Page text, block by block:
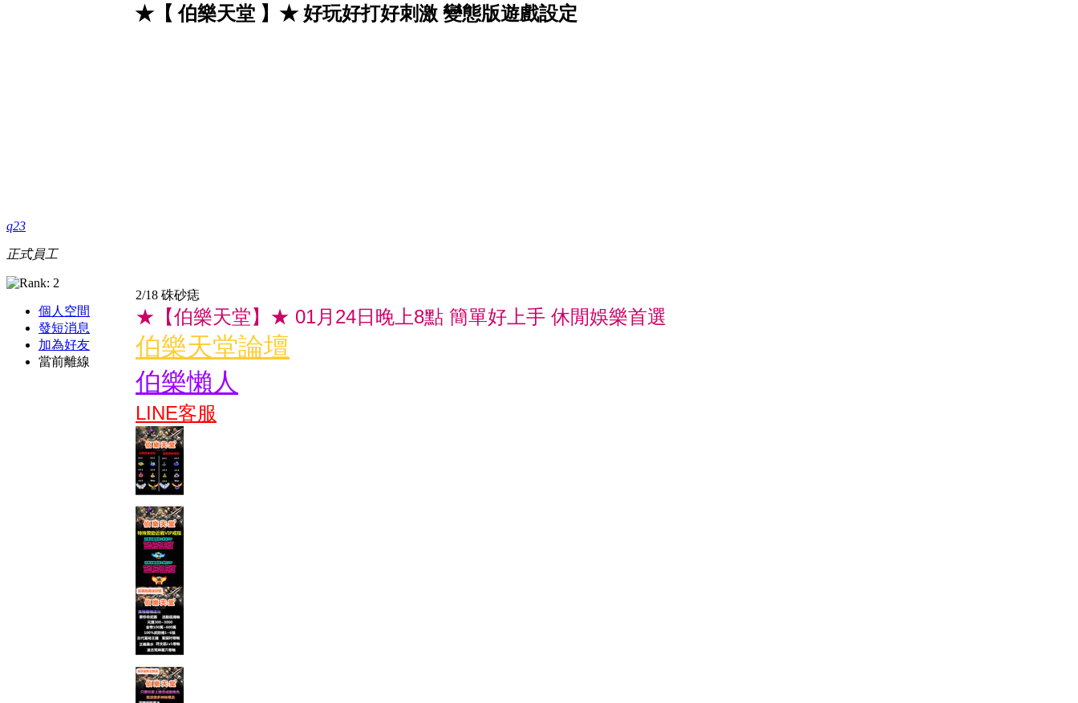
q23
正式員工
個人空間
發短消息
加為好友
當前離線
★【 伯樂天堂 】★ 好玩好打好刺激 變態版遊戲設定
2/18 硃砂痣
★【伯樂天堂】★ 01月24日晚上8點 簡單好上手 休閒娛樂首選
伯樂天堂論壇
伯樂懶人
LINE客服